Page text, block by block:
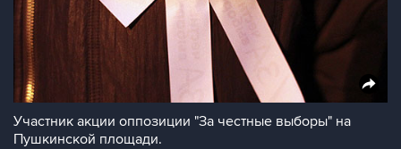
Участник акции оппозиции "За честные выборы" на
Пушкинской площади.